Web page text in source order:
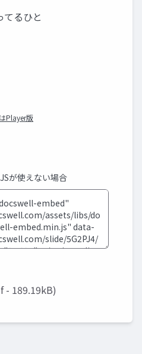
るひと
Player版
が使えない場合
- 189.19kB)